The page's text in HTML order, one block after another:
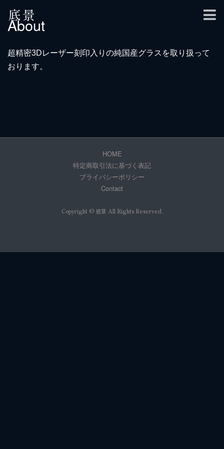
底景
About
超精密3Dレーザー刻印入りの純国産グラスを取り扱って
おります。
HOME
特定商取引法に基づく表記
プライバシーポリシー
Contact
Copyright © 底景 All Rights Reserved.